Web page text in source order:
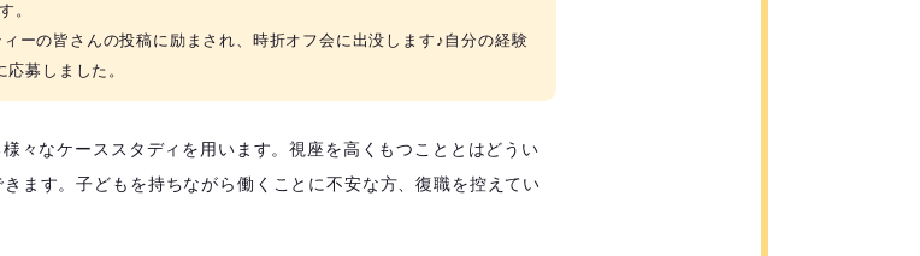
。
ーの皆さんの投稿に励まされ、時折オフ会に出没します♪自分の経験
募しました。
々なケーススタディを用います。視座を高くもつこととはどうい
ます。子どもを持ちながら働くことに不安な方、復職を控えてい